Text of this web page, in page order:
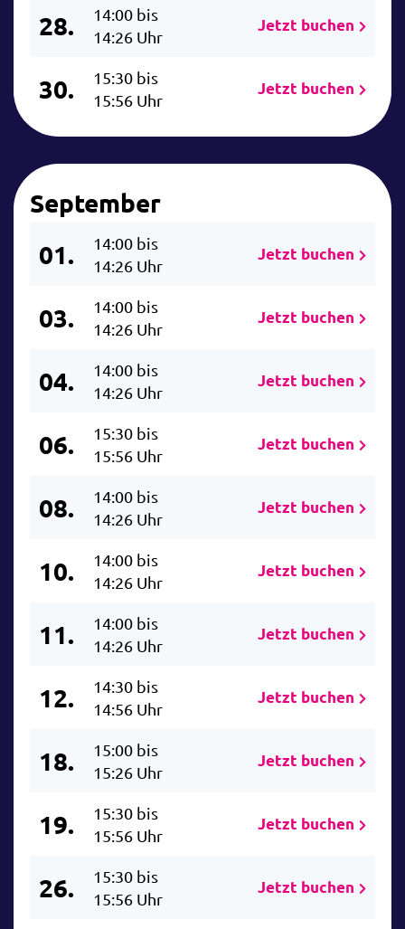
28.
14:00 bis
14:26 Uhr
Jetzt buchen
30.
15:30 bis
15:56 Uhr
Jetzt buchen
September
01.
14:00 bis
14:26 Uhr
Jetzt buchen
03.
14:00 bis
14:26 Uhr
Jetzt buchen
04.
14:00 bis
14:26 Uhr
Jetzt buchen
06.
15:30 bis
15:56 Uhr
Jetzt buchen
08.
14:00 bis
14:26 Uhr
Jetzt buchen
10.
14:00 bis
14:26 Uhr
Jetzt buchen
11.
14:00 bis
14:26 Uhr
Jetzt buchen
12.
14:30 bis
14:56 Uhr
Jetzt buchen
18.
15:00 bis
15:26 Uhr
Jetzt buchen
19.
15:30 bis
15:56 Uhr
Jetzt buchen
26.
15:30 bis
15:56 Uhr
Jetzt buchen